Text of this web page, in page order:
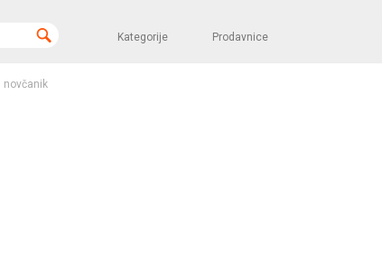
Kategorije Prodavnice
novčanik